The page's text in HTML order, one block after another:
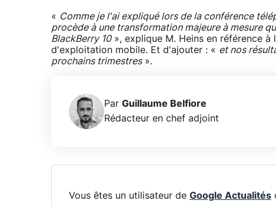
« Comme je l'ai expliqué lors de la conférence
procède à une transformation majeure à mesure
BlackBerry 10», explique M. Heins en référence à
d'exploitation mobile. Et d'ajouter : « et nos
prochains trimestres».
Par Guillaume Belfiore
Rédacteur en chef adjoint
Vous êtes un utilisateur de Google Actualités